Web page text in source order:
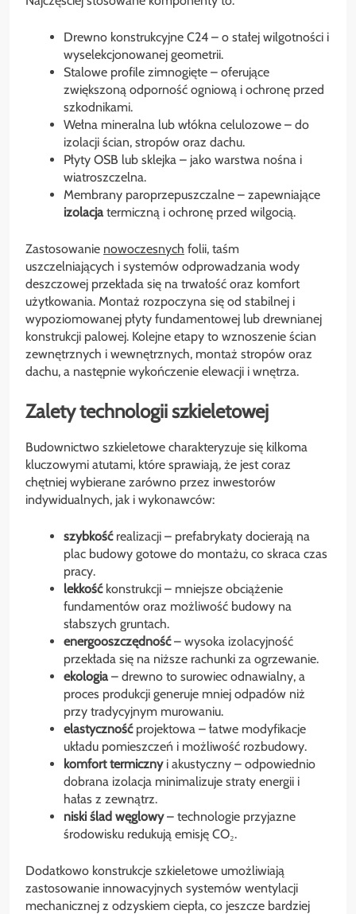
Drewno konstrukcyjne C24 – o stałej wilgotności i
wyselekcjonowanej geometrii.
Stalowe profile zimnogięte – oferujące
zwiększoną odporność ogniową i ochronę przed
szkodnikami.
Wełna mineralna lub włókna celulozowe – do
izolacji ścian, stropów oraz dachu.
Płyty OSB lub sklejka – jako warstwa nośna i
wiatroszczelna.
Membrany paroprzepuszczalne – zapewniające
izolacjatermiczną i ochronę przed wilgocią.
Zastosowanie nowoczesnych folii, taśm
uszczelniających i systemów odprowadzania wody
deszczowej przekłada się na trwałość oraz komfort
użytkowania. Montaż rozpoczyna się od stabilnej i
wypoziomowanej płyty fundamentowej lub drewnianej
konstrukcji palowej. Kolejne etapy to wznoszenie ścian
zewnętrznych i wewnętrznych, montaż stropów oraz
dachu, a następnie wykończenie elewacji i wnętrza.
Zalety technologii szkieletowej
Budownictwo szkieletowe charakteryzuje się kilkoma
kluczowymi atutami, które sprawiają, że jest coraz
chętniej wybierane zarówno przez inwestorów
indywidualnych, jak i wykonawców:
szybkośćrealizacji – prefabrykaty docierają na
plac budowy gotowe do montażu, co skraca czas
pracy.
lekkośćkonstrukcji – mniejsze obciążenie
fundamentów oraz możliwość budowy na
słabszych gruntach.
energooszczędność– wysoka izolacyjność
przekłada się na niższe rachunki za ogrzewanie.
ekologia– drewno to surowiec odnawialny, a
proces produkcji generuje mniej odpadów niż
przy tradycyjnym murowaniu.
elastycznośćprojektowa – łatwe modyfikacje
układu pomieszczeń i możliwość rozbudowy.
komfort termicznyi akustyczny – odpowiednio
dobrana izolacja minimalizuje straty energii i
hałas z zewnątrz.
niski ślad węglowy– technologie przyjazne
środowisku redukują emisję CO₂.
Dodatkowo konstrukcje szkieletowe umożliwiają
zastosowanie innowacyjnych systemów wentylacji
mechanicznej z odzyskiem ciepła, co jeszcze bardziej